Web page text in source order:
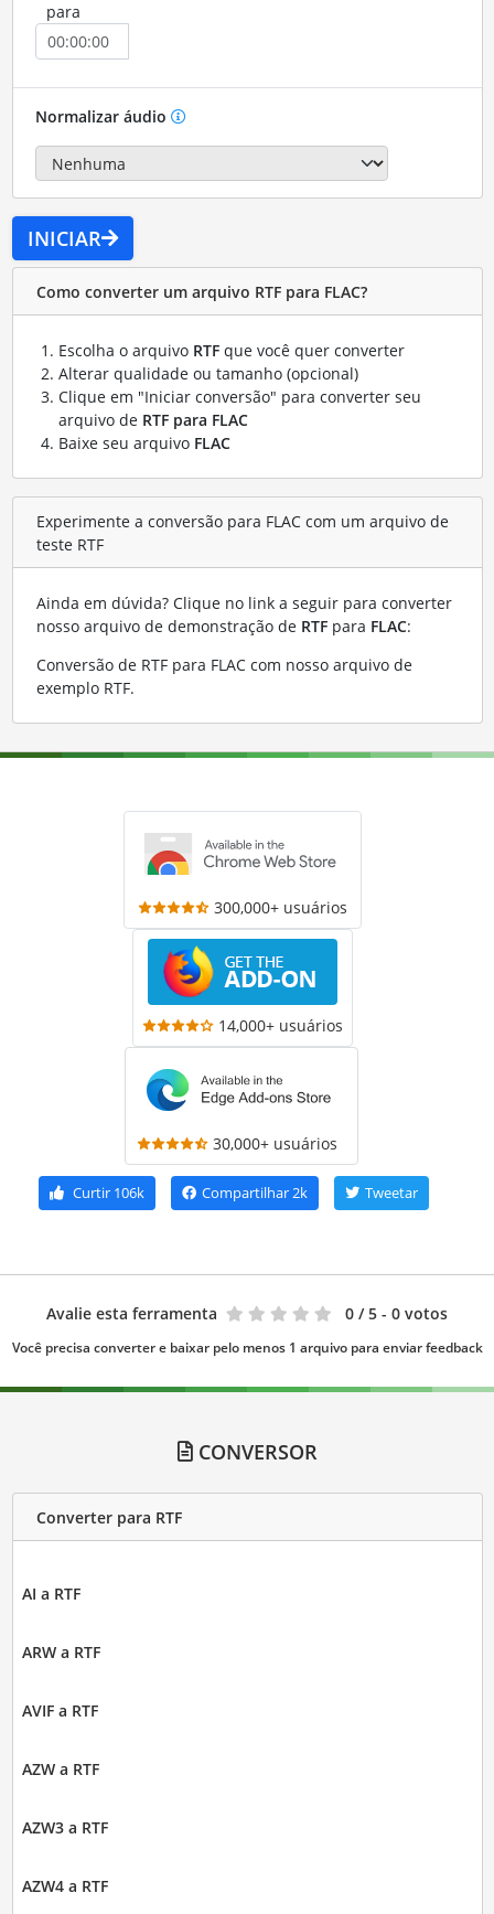
para
Normalizar áudio
INICIAR
Como converter um arquivo RTF para FLAC?
Escolha o arquivo RTFque você quer converter
Alterar qualidade ou tamanho (opcional)
Clique em "Iniciar conversão" para converter seu
arquivo de RTF para FLAC
Baixe seu arquivo FLAC
Experimente a conversão para FLAC com um arquivo de
teste RTF
Ainda em dúvida? Clique no link a seguir para converter
nosso arquivo de demonstração de RTFpara FLAC:
Conversão de RTF para FLAC com nosso arquivo de
exemplo RTF.
300,000+ usuários
14,000+ usuários
30,000+ usuários
Curtir 106k Compartilhar2k Tweetar
Avalie esta ferramenta 0 / 5 - 0 votos
Você precisa converter e baixar pelo menos 1 arquivo para enviar feedback
CONVERSOR
Converter para RTF
AI a RTF
ARW a RTF
AVIF a RTF
AZW a RTF
AZW3 a RTF
AZW4 a RTF